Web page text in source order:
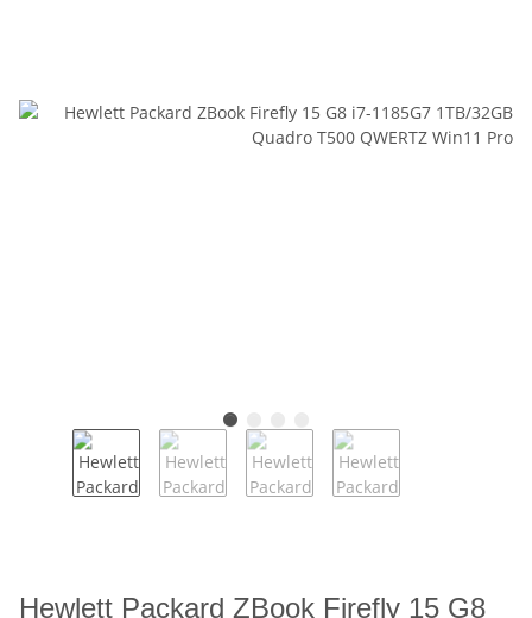
Hewlett Packard ZBook Firefly 15 G8